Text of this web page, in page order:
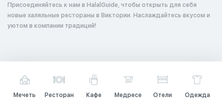
Присоединяйтесь к нам в HalalGuide, чтобы открыть для себя
новые халяльные рестораны в Виктории. Наслаждайтесь вкусом и
уютом в компании традиций!
Мечеть Ресторан Кафе Медресе Отели Одежда